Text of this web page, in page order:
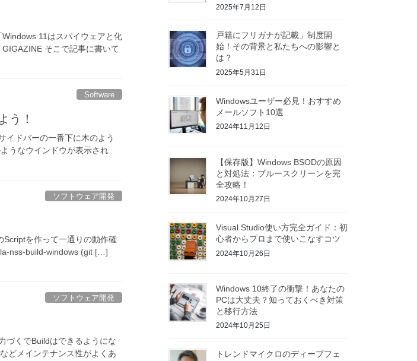
11はスパイウェアと化
そこで記事に書いて
Software
う！
イドバーの一番下に木のよう
うなウインドウが表示され
ソフトウェア開発
Scriptを作って一通りの動作確
nss-build-windows (git […]
ソフトウェア開発
づくでBuildはできるようにな
どメインテナンス性がよくあ
2025年7月12日
戸籍にフリガナが記載」制度開
始！その背景と私たちへの影響と
は？
2025年5月31日
Windowsユーザー必見！おすすめ
メールソフト10選
2024年11月12日
【保存版】Windows BSODの原因
と対処法：ブルースクリーンを完
全攻略！
2024年10月27日
Visual Studio使い方完全ガイド：初
心者からプロまで使いこなすコツ
2024年10月26日
Windows 10終了の衝撃！あなたの
PCは大丈夫？知っておくべき対策
と移行方法
2024年10月25日
トレンドマイクロのディープフェ